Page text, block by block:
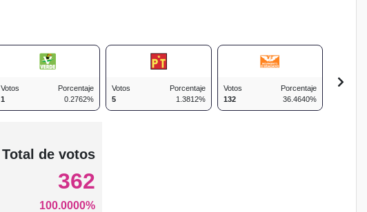
Votos
1
Porcentaje
0.2762%
Votos
5
Porcentaje
1.3812%
Votos
132
Porcentaje
36.4640%
Votos
Total de votos
362
100.0000%